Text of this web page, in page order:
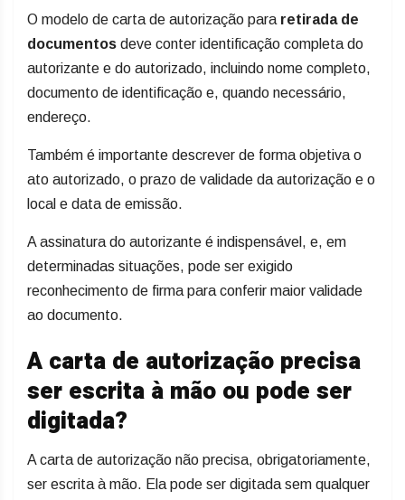
O modelo de carta de autorização para retirada de
documentos deve conter identificação completa do
autorizante e do autorizado, incluindo nome completo,
documento de identificação e, quando necessário,
endereço.
Também é importante descrever de forma objetiva o
ato autorizado, o prazo de validade da autorização e o
local e data de emissão.
A assinatura do autorizante é indispensável, e, em
determinadas situações, pode ser exigido
reconhecimento de firma para conferir maior validade
ao documento.
A carta de autorização precisa
ser escrita à mão ou pode ser
digitada?
A carta de autorização não precisa, obrigatoriamente,
ser escrita à mão. Ela pode ser digitada sem qualquer